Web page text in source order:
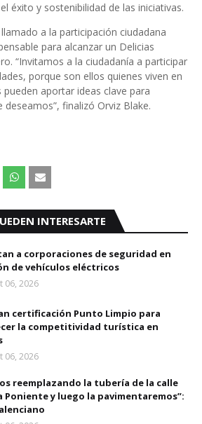
éxito y sostenibilidad de las iniciativas.
a la participación ciudadana
para alcanzar un Delicias
“Invitamos a la ciudadanía a participar
porque son ellos quienes viven en
pueden aportar ideas clave para
finalizó Orviz Blake.
INTERESARTE
a corporaciones de seguridad en
de vehículos eléctricos
06, 2026
certificación Punto Limpio para
la competitividad turística en
06, 2026
reemplazando la tubería de la calle
Poniente y luego la pavimentaremos”: